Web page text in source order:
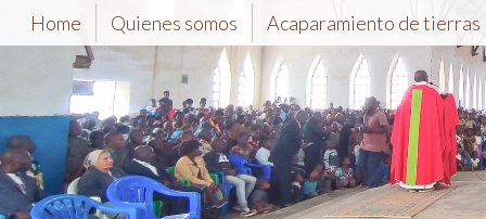
Home Quienes somos Acaparamiento de tierras